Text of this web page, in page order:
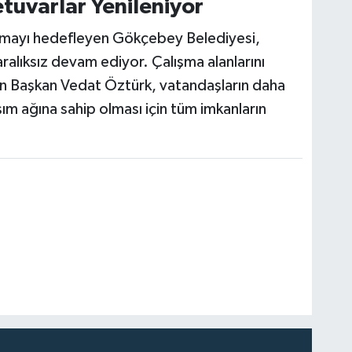
Yenileniyor
hedefleyen Gökçebey Belediyesi,
devam ediyor. Çalışma alanlarını
Vedat Öztürk, vatandaşların daha
ağına sahip olması için tüm imkanların